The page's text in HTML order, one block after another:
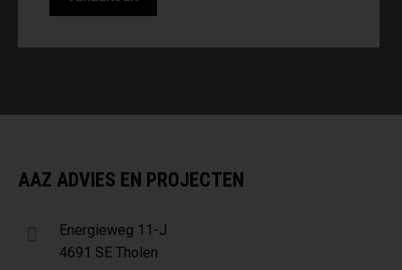
AAZ ADVIES EN PROJECTEN
Energieweg 11-J
4691 SE Tholen